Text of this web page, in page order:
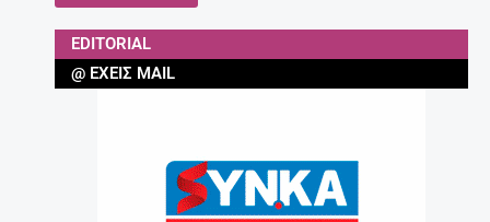
EDITORIAL
@ ΈΧΕΙΣ MAIL